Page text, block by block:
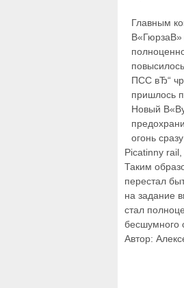
Главным
В«ГюрзаВ»
ПСС вЂ“
пришлось
Новый
огонь
Picatinny
Таким
перестал
на задание
стал
бесшумного
Автор: